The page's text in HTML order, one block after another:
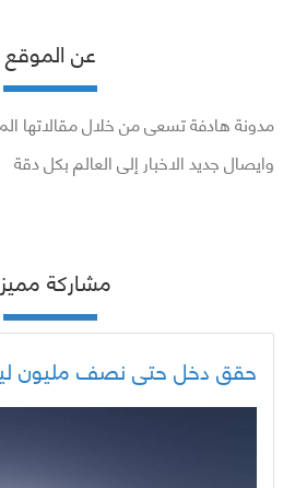
عن الموقع
مدونة هادفة تسعى من خلال مقالاتها
وايصال جديد الاخبار إلى العالم بكل دقة
مشاركة
حقق دخل حتى نصف مليون